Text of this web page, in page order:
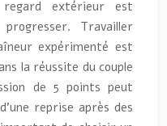
regard extérieur est
progresser. Travailler
expérimenté est
la réussite du couple
de 5 points peut
reprise après des